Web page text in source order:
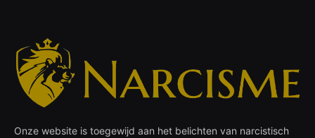
Onze website is toegewijd aan het belichten van narcistisch